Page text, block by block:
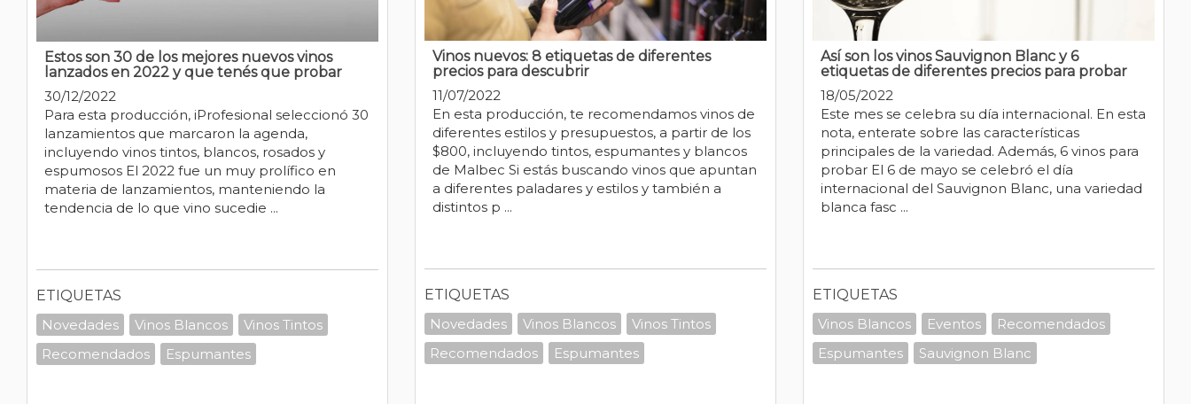
Estos son 30 de los mejores nuevos vinos
lanzados en 2022 y que tenés que probar
30/12/2022
Para esta producción, iProfesional seleccionó 30
lanzamientos que marcaron la agenda,
incluyendo vinos tintos, blancos, rosados y
espumosos El 2022 fue un muy prolífico en
materia de lanzamientos, manteniendo la
tendencia de lo que vino sucedie ...
ETIQUETAS
Novedades
Vinos Blancos
Vinos Tintos
Recomendados
Espumantes
Vinos nuevos: 8 etiquetas de diferentes
precios para descubrir
11/07/2022
En esta producción, te recomendamos vinos de
diferentes estilos y presupuestos, a partir de los
$800, incluyendo tintos, espumantes y blancos
de Malbec Si estás buscando vinos que apuntan
a diferentes paladares y estilos y también a
distintos p ...
ETIQUETAS
Novedades
Vinos Blancos
Vinos Tintos
Recomendados
Espumantes
Así son los vinos Sauvignon Blanc y 6
etiquetas de diferentes precios para probar
18/05/2022
Este mes se celebra su día internacional. En esta
nota, enterate sobre las características
principales de la variedad. Además, 6 vinos para
probar El 6 de mayo se celebró el día
internacional del Sauvignon Blanc, una variedad
blanca fasc ...
ETIQUETAS
Vinos Blancos
Eventos
Recomendados
Espumantes
Sauvignon Blanc